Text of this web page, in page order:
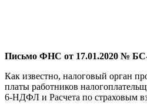
Письмо ФНС от 17.01.2020 № БС-
Как известно, налоговый орган
платы работников
6-НДФЛ и Расчета по страховым